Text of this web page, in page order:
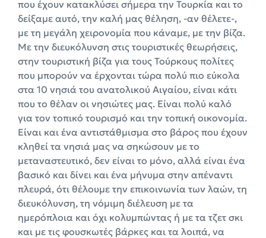
που έχουν κατακλύσει σήμερα την Τουρκία και το
δείξαμε αυτό, την καλή μας θέληση, -αν θέλετε-,
με τη μεγάλη χειρονομία που κάναμε, με την βίζα.
Με την διευκόλυνση στις τουριστικές θεωρήσεις,
στην τουριστική βίζα για τους Τούρκους πολίτες
που μπορούν να έρχονται τώρα πολύ πιο εύκολα
στα 10 νησιά του ανατολικού Αιγαίου, είναι κάτι
που το θέλαν οι νησιώτες μας. Είναι πολύ καλό
για τον τοπικό τουρισμό και την τοπική οικονομία.
Είναι και ένα αντιστάθμισμα στο βάρος που έχουν
κληθεί τα νησιά μας να σηκώσουν με το
μεταναστευτικό, δεν είναι το μόνο, αλλά είναι ένα
βασικό και δίνει και ένα μήνυμα στην απέναντι
πλευρά, ότι θέλουμε την επικοινωνία των λαών, τη
διευκόλυνση, τη νόμιμη διέλευση με τα
ημερόπλοια και όχι κολυμπώντας ή με τα τζετ σκι
και με τις φουσκωτές βάρκες και τα λοιπά, να